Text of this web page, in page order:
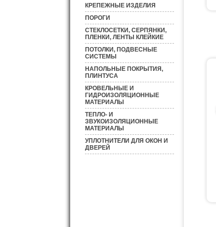
КРЕПЕЖНЫЕ ИЗДЕЛИЯ
ПОРОГИ
СТЕКЛОСЕТКИ, СЕРПЯНКИ,
ПЛЕНКИ, ЛЕНТЫ КЛЕЙКИЕ
ПОТОЛКИ, ПОДВЕСНЫЕ
СИСТЕМЫ
НАПОЛЬНЫЕ ПОКРЫТИЯ,
ПЛИНТУСА
КРОВЕЛЬНЫЕ И
ГИДРОИЗОЛЯЦИОННЫЕ
МАТЕРИАЛЫ
ТЕПЛО- И
ЗВУКОИЗОЛЯЦИОННЫЕ
МАТЕРИАЛЫ
УПЛОТНИТЕЛИ ДЛЯ ОКОН И
ДВЕРЕЙ